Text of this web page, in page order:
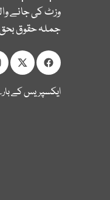
وزٹ کی جانے
جملہ حقوق
ایکسپریس کے